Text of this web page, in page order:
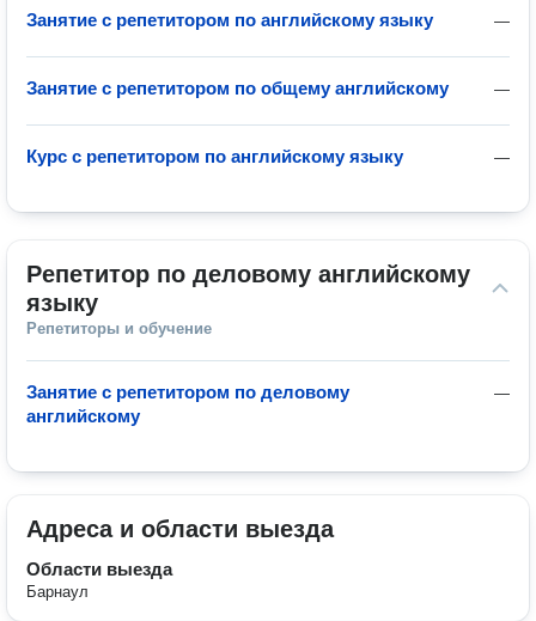
—
Занятие с репетитором по английскому языку
—
Занятие с репетитором по общему английскому
—
Курс с репетитором по английскому языку
Репетитор по деловому английскому
языку
Репетиторы и обучение
—
Занятие с репетитором по деловому
английскому
Адреса и области выезда
Области выезда
Барнаул